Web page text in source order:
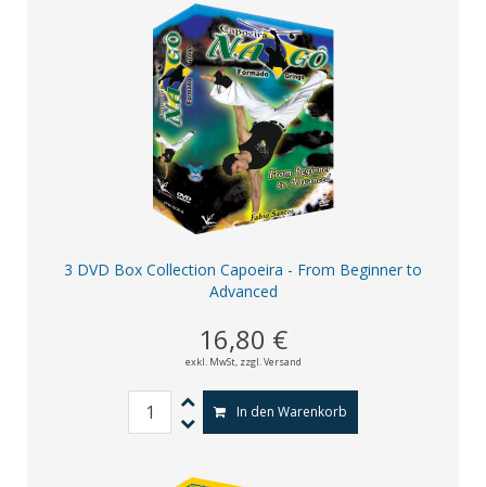
3 DVD Box Collection Capoeira - From Beginner to
Advanced
16,80 €
exkl. MwSt, zzgl. Versand
In den Warenkorb